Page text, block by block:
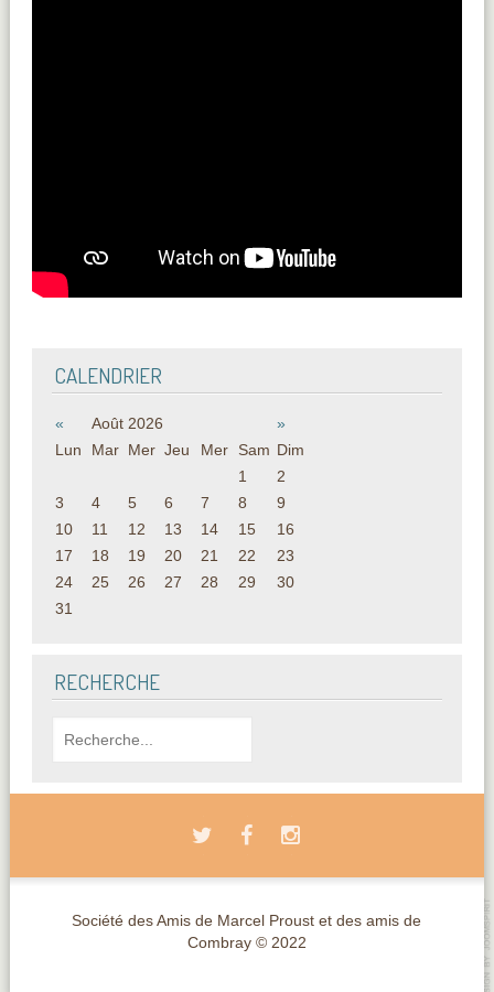
CALENDRIER
« Août 2026
»
Lun
Mar Mer Jeu Mer Sam Dim
1
2
3
4 5 6 7 8
9
10
11 12 13 14 15
16
17
18 19 20 21 22
23
24
25 26 27 28 29
30
31
RECHERCHE
Société des Amis de Marcel Proust et des amis de
Combray © 2022